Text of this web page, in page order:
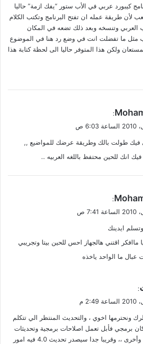
كيبورد عربي في الأب ستور “يفك ازمة” حاليا
لأن طريقة عمله ان تفتح البرنامج وتكتب الكلام
العربي وتنسخه وبعد ذلك تضعه في المكان
مثل ما تفضلت انت في وضع رد هنا في الموضوع
ولكن هذا المتوفر حاليا الى لحظة كتابة هذا
:
فيك طولت بالك وطريقة عرضك للمواضيع ,,
انك للحين محتفظ باللغه العربيه ..
:
ايدينك
ماافكر اقتني هالجهاز احس للحين بيتا وتجريبي
عبال ما الواحد ياخذه
:
ونحترمها اخوي ، والتحديث المنتظر الي تتكلم
برمجي فأبل تعمل اصلاحات برمجية وتحديثات
كل فترة وأخرى ،، وقريبا جدا سيصدر تحديث 4.0 فيه امور